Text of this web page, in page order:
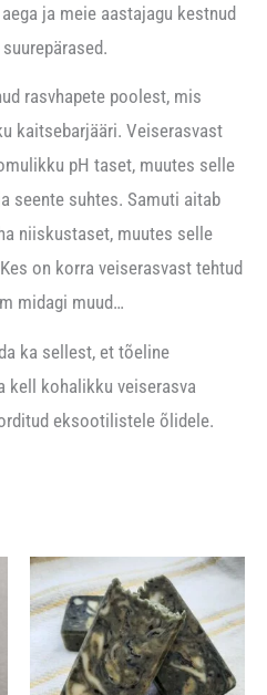
ja meie aastajagu kestnud
rasvhapete poolest, mis
kaitsebarjääri. Veiserasvast
pH taset, muutes selle
seente suhtes. Samuti aitab
niiskustaset, muutes selle
on korra veiserasvast tehtud
midagi muud…
ka sellest, et tõeline
kell kohalikku veiserasva
eksootilistele õlidele.